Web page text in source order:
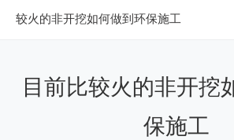
较火的非开挖如何做到环保施工
目前比较火的非开挖
保施工